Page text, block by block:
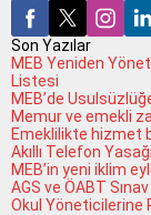
Son Yazılar
MEB Yeniden
Listesi
MEB’de
Memur ve emekli
Emeklilikte hizmet
Akıllı Telefon
MEB’in yeni iklim
AGS ve ÖABT
Okul Yöneticilerine